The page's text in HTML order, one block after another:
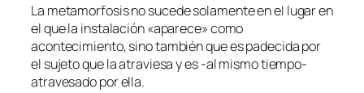
La metamorfosis no sucede solamente en el lugar en
el que la instalación «aparece» como
acontecimiento, sino también que es padecida por
el sujeto que la atraviesa y es -al mismo tiempo-
atravesado por ella.